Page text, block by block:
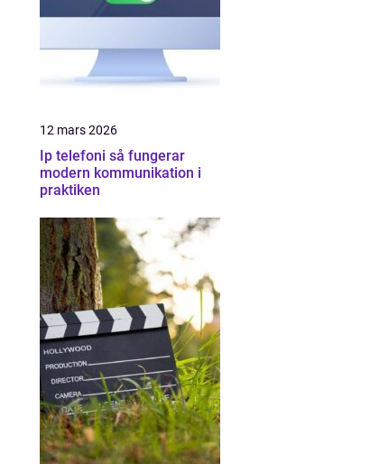
12 mars 2026
Ip telefoni så fungerar
modern kommunikation i
praktiken